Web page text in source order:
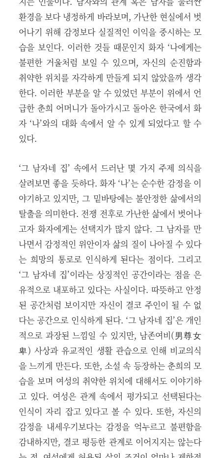
환경을 보다 냉정하게 바라보며, 가난한 현실에서 벗
어나기 위해 감정보다 실질적인 이익을 중시하는 모
습을 보인다. 이러한 것들 때문인지 화자 ‘나에게는
불편한 거울처럼 보일 수 있으며, 자신의 순진함과
취약한 위치를 자각하게 만들게 되지 않았을까 생각
한다. 이러한 부분을 알 수 있었던 부분이 위에서 언
급한 춘희 어머니가 돌아가시고 돌아온 한국에서 화
자 ‘나’와의 대화 속에서 알 수 있게 되었다고 할 수
있다.
‘그 남자네 집’ 속에서 드러난 몇 가지 주제 의식을
살려보면 좋을 듯하다. 화자 ‘나’는 순수한 감정을 이
야기하고 있지만, 그 밑바탕에는 불안정한 삶에서의
탈출을 의미한다. 전쟁 전후로 가난한 삶에서 벗어나
고자 화자에게는 선택지가 많지 않다. 그 남자를 만
나면서 감정적인 위안이자 삶의 질이 나아질 수 있다
는 희망의 통로로 인식하게 된다는 점이다. 그리고
‘그 남자네 집’이라는 상징적인 공간이라는 점을 은
유적으로 내포하고 있다는 사실이다. 따뜻하고 안정
된 공간처럼 보이지만 자신이 결코 주인이 될 수 없
다는 공간으로 인식하게 된다. ‘그 남자네 집’은 개인
적으로 과장된 느낌일 수 있지만, 남존여비(男尊女
卑) 사상과 유교적인 생활 관습으로 인해 비교의식
을 느끼게 만든다. 또한, 소설 속 등장하는 춘희의 모
습을 보며 여성의 취약한 위치에 대해서도 이야기하
고 있다. 여성은 관계 속에서 평가되고 선택된다는
인식이 자리 잡고 있다고 볼 수 있다. 또한, 자신의
감정을 내세우기보다는 감정을 억누르고 불편함을
감내하지만, 결코 평등한 관계로 이어지지는 않는다